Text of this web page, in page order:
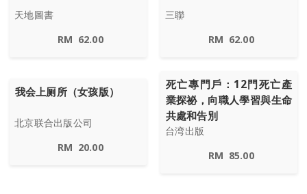
天地圖書
RM 62.00
三聯
RM 62.00
我会上厕所（女孩版）
北京联合出版公司
RM 20.00
死亡專門戶：12門死亡產
業探祕，向職人學習與生命
共處和告別
台湾出版
RM 85.00